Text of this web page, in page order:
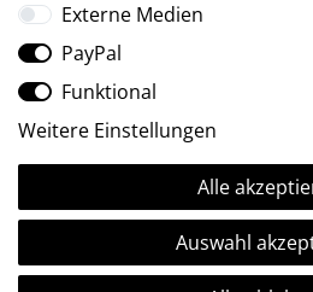
Ⓒ2009-2026 ARTland GmbH •
Externe Medien
PayPal
Funktional
Weitere Einstellungen
Alle
Auswahl